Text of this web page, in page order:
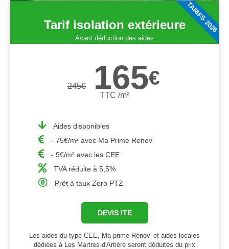
Tarif isolation extérieure
Avant déduction des aides
245€ 165€
TTC /m²
Aides disponibles
- 75€/m² avec Ma Prime Renov'
- 9€/m² avec les CEE
TVA réduite à 5,5%
Prêt à taux Zero PTZ
DEVIS ITE
Les aides du type CEE, Ma prime Rénov' et aides locales
dédiées à Les Martres-d'Artière seront déduites du prix
TARIFS 2026